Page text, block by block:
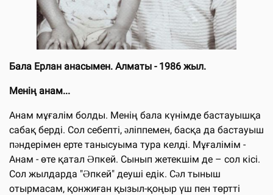
Бала Ерлан анасымен. Алматы - 1986 жыл.
Менің анам...
Анам мұғалім болды. Менің бала күнімде бастауышқа
сабақ берді. Сол себепті, əліппемен, басқа да бастауыш
пəндерімен ерте танысуыма тура келді. Мұғалімім -
Анам - өте қатал Əпкей. Сынып жетекшім де – сол кісі.
Сол жылдарда "Əпкей" деуші едік. Сəл тыныш
отырмасам, қонжиған қызыл-қоңыр үш пен төртті